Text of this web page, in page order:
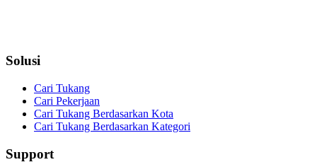
Solusi
Cari Tukang
Cari Pekerjaan
Cari Tukang Berdasarkan Kota
Cari Tukang Berdasarkan Kategori
Support